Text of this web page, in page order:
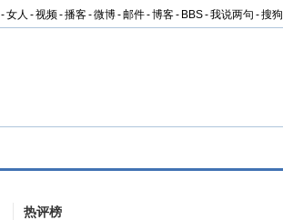
-女人 -视频-播客-微博-邮件-博客- BBS-我说两句 -搜狗
热评榜